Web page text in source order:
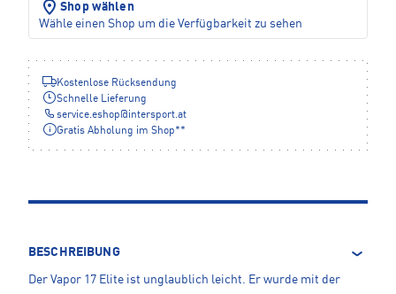
Shop wählen
Wähle einen Shop um die Verfügbarkeit zu sehen
Kostenlose Rücksendung
Schnelle Lieferung
service.eshop@ intersport.at
Gratis Abholung im Shop**
BESCHREIBUNG
Der Vapor 17 Elite ist unglaublich leicht. Er wurde mit der